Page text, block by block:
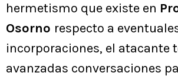
hermetismo que existe en
Osorno respecto a
incorporaciones, el atacante
avanzadas conversaciones